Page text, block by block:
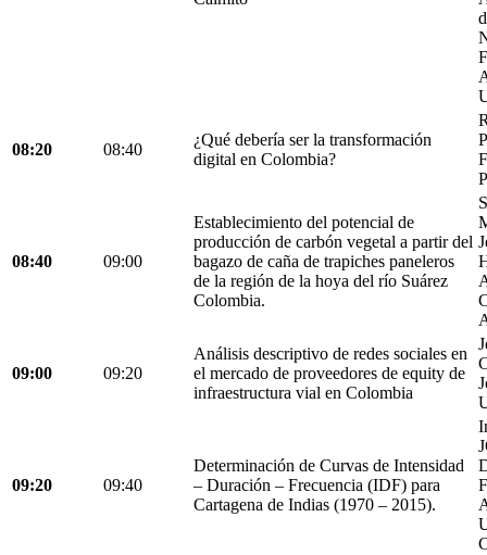
08:20 08:40
¿Qué debería ser la transformación
digital en Colombia?
08:40 09:00
Establecimiento del potencial de
producción de carbón vegetal a partir del
bagazo de caña de trapiches paneleros
de la región de la hoya del río Suárez
Colombia.
09:00 09:20
Análisis descriptivo de redes sociales en
el mercado de proveedores de equity de
infraestructura vial en Colombia
09:20 09:40
Determinación de Curvas de Intensidad
– Duración – Frecuencia (IDF) para
Cartagena de Indias (1970 – 2015).